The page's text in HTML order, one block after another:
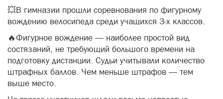
💥В гимназии прошли соревнования по фигурному
вождению велосипеда среди учащихся 3-х классов.
🔥Фигурное вождение — наиболее простой вид
состязаний, не требующий большого времени на
подготовку дистанции. Судьи учитывали количество
штрафных баллов. Чем меньше штрафов — тем
выше место.